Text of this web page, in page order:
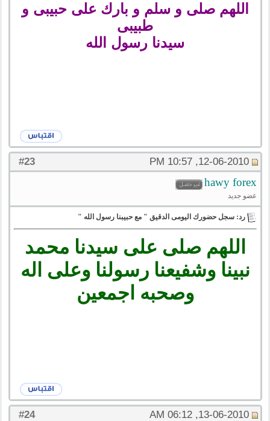
اللهم صلى و سلم و بارك على حبيبى و
طبيبى
سيدنا رسول الله
#
23 12-06-2010, 10:57 PM
hawy forex
عضو جديد
رد: سجل حضورك اليومى الدقيق " مع حبيبنا رسول الله "
اللهم صلى على سيدنا محمد
نبينا وشفيعنا رسولنا وعلى اله
وصحبه اجمعين
#
24 13-06-2010, 06:12 AM